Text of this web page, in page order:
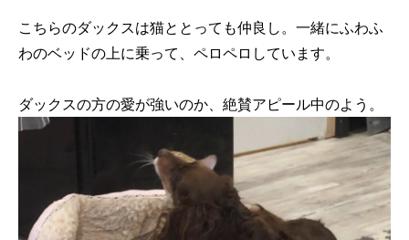
こちらのダックスは猫ととっても仲良し。一緒にふわふ
わのベッドの上に乗って、ペロペロしています。
ダックスの方の愛が強いのか、絶賛アピール中のよう。